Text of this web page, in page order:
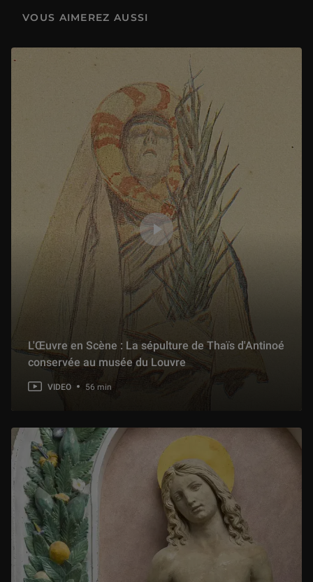
exposition rassemble une centaine d’œuvres dont la plupart ont été
Kunstkammer. Elle souhaite mettre en lumière l’aspect novateur de
ce courant « naturaliste », en relation avec les premiers
développements de la science expérimentale, qui permet de
repenser le creuset pragois moins comme les derniers feux de la
Renaissance que le bourgeonnement prometteur de la modernité.
En lien avec l'exposition « L’expérience de la nature. Les arts à
Prague à la cour de Rodolphe II » du 19 mars au 30 juin 2025 au
musée du Louvre
Présentation de l'exposition "Martin Schongauer, le bel immortel" le 13 avril 2026 à l'auditorium Michel Laclotte
1 h 20 min
Présentation de l'exposition "Michel-Ange Rodin. Corps vivants" le 5 mai 2026 à l'auditorium Michel Laclotte
1 h 16 min
Présentation de l'exposition "Jacques-Louis David"
1 h 28 min
Présentation de l'exposition "Dessins des Carrache - La fabrique de la galerie Farnèse "
1 h 21 min
Présentation de l'exposition "Une passion chinoise. La collection de monsieur Thiers"
Présentation de l'exposition « Mamlouks 1250-1517 »
Présentation d'exposition "LOUVRE COUTURE. Objets d'art, objets de mode"
1 h 03 min
Présentation d'exposition : « Figures du fou. Du Moyen Âge aux Romantiques »
1 h 11 min
Présentation d'exposition : « Chefs-d’œuvre de la collection Torlonia »
VOUS AIMEREZ AUSSI
L'Œuvre en Scène : La sépulture de Thaïs d'Antinoé
conservée au musée du Louvre
VIDEO 56 min